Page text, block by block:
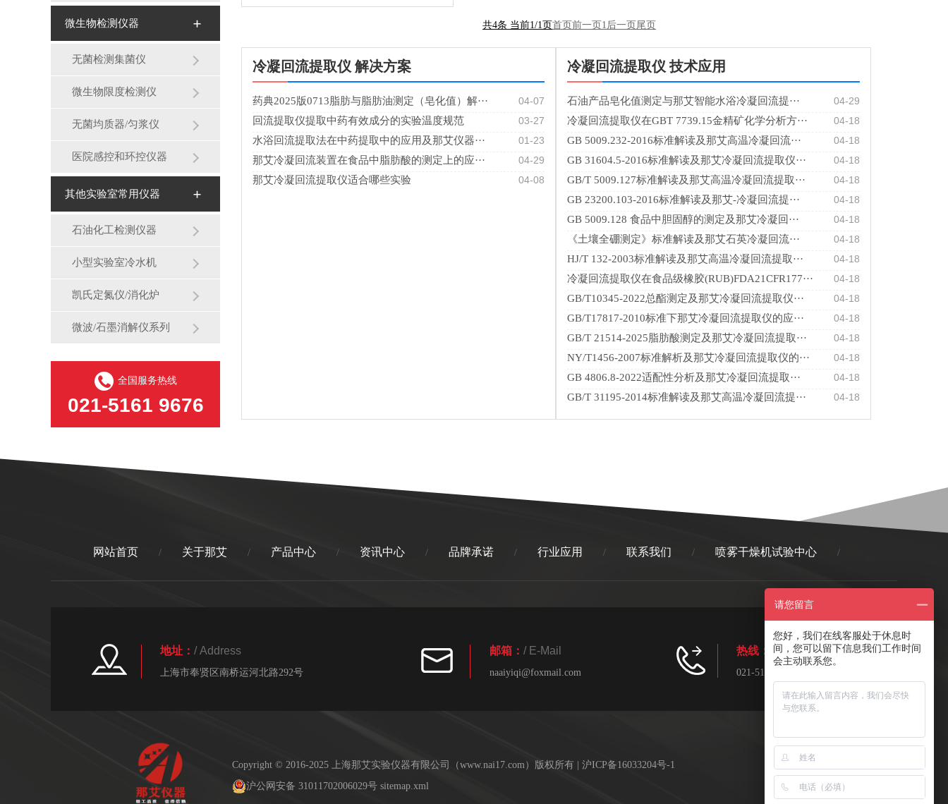
微生物检测仪器
无菌检测集菌仪
微生物限度检测仪
无菌均质器/匀浆仪
医院感控和环控仪器
其他实验室常用仪器
石油化工检测仪器
小型实验室冷水机
凯氏定氮仪/消化炉
微波/石墨消解仪系列
全国服务热线
021-5161 9676
元，满足大样品量的需求；内置四个测温点
和耐高温循环水泵来保证水浴温控均匀；...
【详情】
共4条 当前1/1页首页 前一页 1后一页 尾页
冷凝回流提取仪 解决方案
药典2025版0713脂肪与脂肪油测定（皂化值）解···
04-07
回流提取仪提取中药有效成分的实验温度规范
03-27
水浴回流提取法在中药提取中的应用及那艾仪器···
01-23
那艾冷凝回流装置在食品中脂肪酸的测定上的应···
04-29
那艾冷凝回流提取仪适合哪些实验
04-08
冷凝回流提取仪 技术应用
石油产品皂化值测定与那艾智能水浴冷凝回流提···
04-29
冷凝回流提取仪在GBT 7739.15金精矿化学分析方···
04-18
GB 5009.232-2016标准解读及那艾高温冷凝回流···
04-18
GB 31604.5-2016标准解读及那艾冷凝回流提取仪···
04-18
GB/T 5009.127标准解读及那艾高温冷凝回流提取···
04-18
GB 23200.103-2016标准解读及那艾-冷凝回流提···
04-18
GB 5009.128 食品中胆固醇的测定及那艾冷凝回···
04-18
《土壤全硼测定》标准解读及那艾石英冷凝回流···
04-18
HJ/T 132-2003标准解读及那艾高温冷凝回流提取···
04-18
冷凝回流提取仪在食品级橡胶(RUB)FDA21CFR177···
04-18
GB/T10345-2022总酯测定及那艾冷凝回流提取仪···
04-18
GB/T17817-2010标准下那艾冷凝回流提取仪的应···
04-18
GB/T 21514-2025脂肪酸测定及那艾冷凝回流提取···
04-18
NY/T1456-2007标准解析及那艾冷凝回流提取仪的···
04-18
GB 4806.8-2022适配性分析及那艾冷凝回流提取···
04-18
GB/T 31195-2014标准解读及那艾高温冷凝回流提···
04-18
网站首页 / 关于那艾 / 产品中心 / 资讯中心 / 品牌承诺 / 行业应用 / 联系我们 / 喷雾干燥机试验中心 /
地址： / Address
上海市奉贤区南桥运河北路292号
邮箱： / E-Mail
naaiyiqi@foxmail.com
热线： / Phone
021-5161 9676
Copyright © 2016-2025 上海那艾实验仪器有限公司（www.nai17.com）版权所有 | 沪ICP备16033204号-1
沪公网安备 31011702006029号 sitemap.xml
请您留言
您好，我们在线客服处于休息时
间，您可以留下信息我们工作时间
会主动联系您。